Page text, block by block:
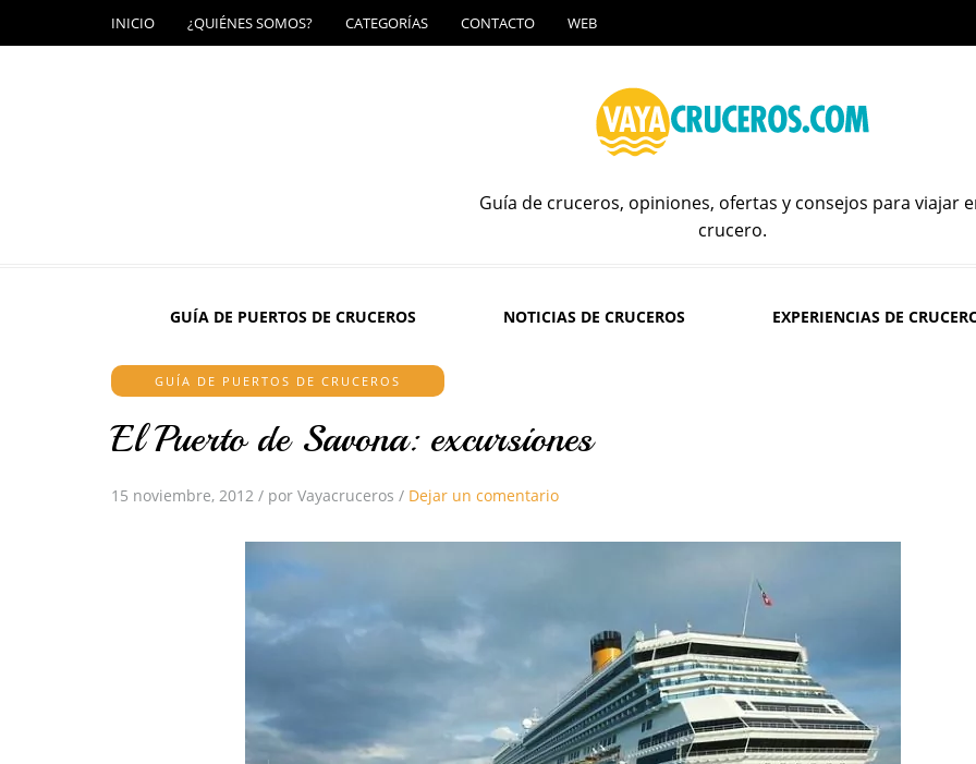
INICIO ¿QUIÉNES SOMOS? CATEGORÍAS CONTACTO WEB
Guía de cruceros, opiniones, ofertas y consejos para viajar
crucero.
GUÍA DE PUERTOS DE CRUCEROS NOTICIAS DE CRUCEROS EXPERIENCIAS DE
GUÍA DE PUERTOS DE CRUCEROS
El Puerto de Savona: excursiones
15 noviembre, 2012 / por Vayacruceros / Dejar un comentario